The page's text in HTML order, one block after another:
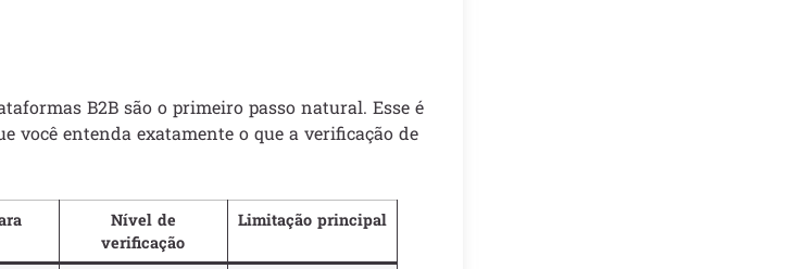
B2B são o primeiro passo natural. Esse é
você entenda exatamente o que a verificação de
Nível de
verificação
Limitação principal